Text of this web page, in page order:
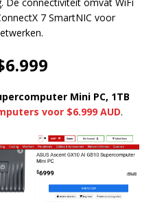
7 SmartNIC voor
Mini PC, 1TB
voor $6.999 AUD.